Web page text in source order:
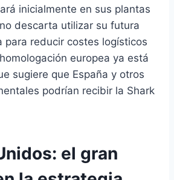
inicialmente en sus plantas
descarta utilizar su futura
para reducir costes logísticos
europea ya está
sugiere que España y otros
podrían recibir la Shark
el gran